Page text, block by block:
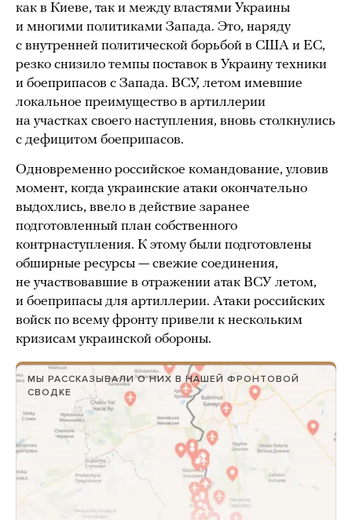
как в Киеве, так и между властями Украины
и многими политиками Запада. Это, наряду
с внутренней политической борьбой в США и ЕС,
резко снизило темпы поставок в Украину техники
и боеприпасов с Запада. ВСУ, летом имевшие
локальное преимущество в артиллерии
на участках своего наступления, вновь столкнулись
с дефицитом боеприпасов.
Одновременно российское командование, уловив
момент, когда украинские атаки окончательно
выдохлись, ввело в действие заранее
подготовленный план собственного
контрнаступления. К этому были подготовлены
обширные ресурсы — свежие соединения,
не участвовавшие в отражении атак ВСУ летом,
и боеприпасы для артиллерии. Атаки российских
войск по всему фронту привели к нескольким
кризисам украинской обороны.
МЫ РАССКАЗЫВАЛИ О НИХ В НАШЕЙ ФРОНТОВОЙ
СВОДКЕ